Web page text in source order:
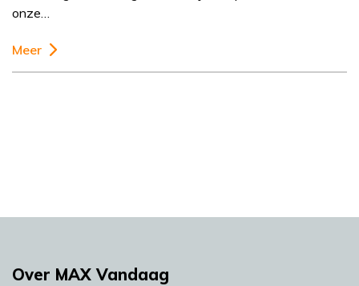
onze…
Meer
Over MAX Vandaag